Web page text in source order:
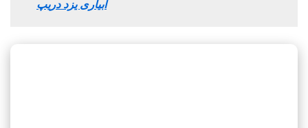
آبیاری یزد دریپ